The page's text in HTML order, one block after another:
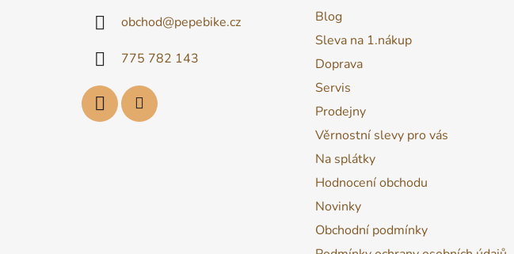
obchod@pepebike.cz
775 782 143
Blog
Sleva na 1.nákup
Doprava
Servis
Prodejny
Věrnostní slevy pro vás
Na splátky
Hodnocení obchodu
Novinky
Obchodní podmínky